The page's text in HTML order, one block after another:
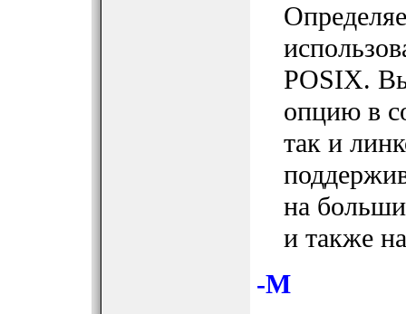
POSIX.
опцию в
так и
на
и также
-M